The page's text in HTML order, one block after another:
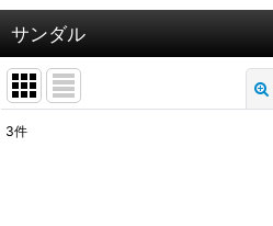
サンダル
3件